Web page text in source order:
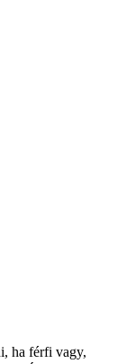
ha férfi vagy,